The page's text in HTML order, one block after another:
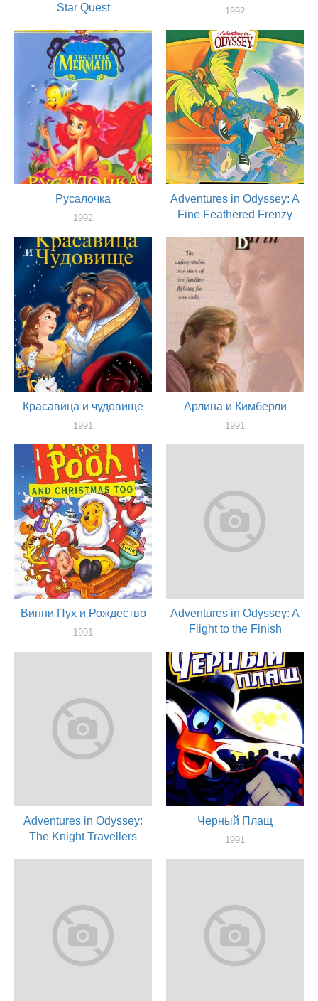
Star Quest
актер
1992
Русалочка
1992
Adventures in Odyssey: A
Fine Feathered Frenzy
актер
Красавица и чудовище
1991
Арлина и Кимберли
1991
Винни Пух и Рождество
1991
Adventures in Odyssey: A
Flight to the Finish
актер
Adventures in Odyssey:
The Knight Travellers
Черный Плащ
1991